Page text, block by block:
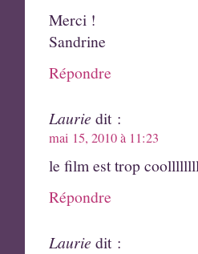
Merci !
Sandrine
Répondre
Laurie dit :
mai 15, 2010 à 11:23
le film est trop
Répondre
Laurie dit :